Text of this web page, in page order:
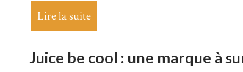
Lire la suite
Juice be cool : une marque à